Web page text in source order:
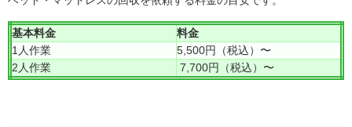
基本料金
料金
1人作業
5,500円（税込）〜
2人作業
7,700円（税込）〜